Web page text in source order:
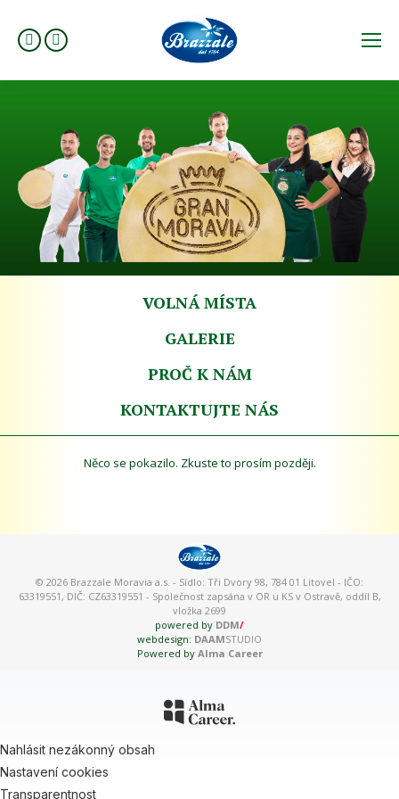
FacebookInstagram
VOLNÁ MÍSTA
GALERIE
PROČ K NÁM
KONTAKTUJTE NÁS
Něco se pokazilo. Zkuste to prosím později.
© 2026 Brazzale Moravia a.s. - Sídlo: Tři Dvory 98, 784 01 Litovel - IČO:
63319551, DIČ: CZ63319551 - Společnost zapsána v OR u KS v Ostravě, oddíl B,
vložka 2699
powered by DDM/
webdesign: DAAMSTUDIO
Powered by Alma Career
Nahlásit nezákonný obsah
Nastavení cookies
Transparentnost